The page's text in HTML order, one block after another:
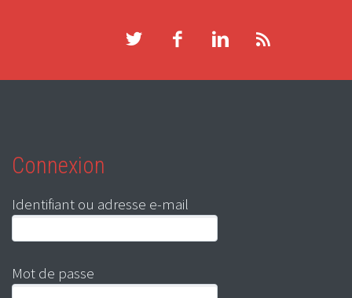
Connexion
Identifiant ou adresse e-mail
Mot de passe